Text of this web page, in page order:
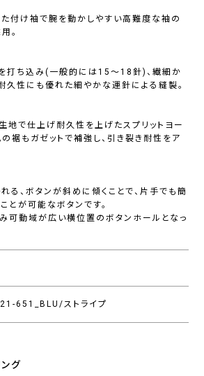
付け袖で腕を動かしやすい高難度な袖の
。
打ち込み(一般的には15〜18針)、繊細か
久性にも優れた細やかな運針による縫製。
地で仕上げ耐久性を上げたスプリットヨー
の裾もガゼットで補強し、引き裂き耐性をア
る、ボタンが斜めに傾くことで、片手でも簡
とが可能なボタンです。
可動域が広い横位置のボタンホールとなっ
651_BLU/ストライプ
グ